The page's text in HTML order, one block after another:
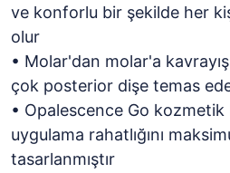
ve konforlu bir şekilde her
olur
• Molar'dan molar'a
çok posterior dişe temas
• Opalescence Go
uygulama rahatlığını
tasarlanmıştır